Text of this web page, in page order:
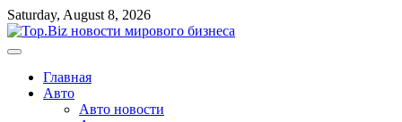
Перейти
к
содержимому
Saturday, August 8, 2026
Главная
Авто
Авто новости